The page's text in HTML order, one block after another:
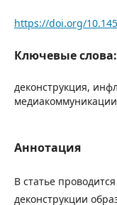
https://doi.org/
Ключевые слова:
деконструкция,
Аннотация
В статье
деконструкции